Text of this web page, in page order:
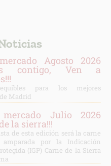
Agosto 2026
contigo, Ven a
para los mejores
Madrid
Julio 2026
de la sierra!!!
de esta edición será la carne
por la Indicación
(IGP) Carne de la Sierra